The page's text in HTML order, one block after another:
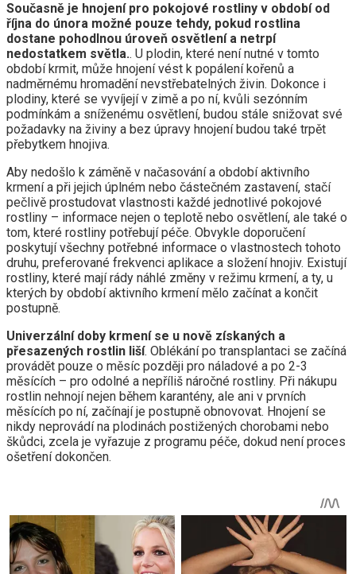
Současně je hnojení pro pokojové rostliny v období od
října do února možné pouze tehdy, pokud rostlina
dostane pohodlnou úroveň osvětlení a netrpí
nedostatkem světla.. U plodin, které není nutné v tomto
období krmit, může hnojení vést k popálení kořenů a
nadměrnému hromadění nevstřebatelných živin. Dokonce i
plodiny, které se vyvíjejí v zimě a po ní, kvůli sezónním
podmínkám a sníženému osvětlení, budou stále snižovat své
požadavky na živiny a bez úpravy hnojení budou také trpět
přebytkem hnojiva.
Aby nedošlo k záměně v načasování a období aktivního
krmení a při jejich úplném nebo částečném zastavení, stačí
pečlivě prostudovat vlastnosti každé jednotlivé pokojové
rostliny – informace nejen o teplotě nebo osvětlení, ale také o
tom, které rostliny potřebují péče. Obvykle doporučení
poskytují všechny potřebné informace o vlastnostech tohoto
druhu, preferované frekvenci aplikace a složení hnojiv. Existují
rostliny, které mají rády náhlé změny v režimu krmení, a ty, u
kterých by období aktivního krmení mělo začínat a končit
postupně.
Univerzální doby krmení se u nově získaných a
přesazených rostlin liší. Oblékání po transplantaci se začíná
provádět pouze o měsíc později pro náladové a po 2-3
měsících – pro odolné a nepříliš náročné rostliny. Při nákupu
rostlin nehnojí nejen během karantény, ale ani v prvních
měsících po ní, začínají je postupně obnovovat. Hnojení se
nikdy neprovádí na plodinách postižených chorobami nebo
škůdci, zcela je vyřazuje z programu péče, dokud není proces
ošetření dokončen.